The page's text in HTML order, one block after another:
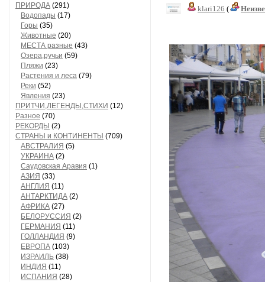
ПРИРОДА (291)
Водопады (17)
Горы (35)
Животные (20)
МЕСТА разные (43)
Озера,ручьи (59)
Пляжи (23)
Растения и леса (79)
Реки (52)
Явления (23)
ПРИТЧИ,ЛЕГЕНДЫ,СТИХИ (12)
Разное (70)
РЕКОРДЫ (2)
СТРАНЫ и КОНТИНЕНТЫ (709)
АВСТРАЛИЯ (5)
УКРАИНА (2)
Саудовская Аравия (1)
АЗИЯ (33)
АНГЛИЯ (11)
АНТАРКТИДА (2)
АФРИКА (27)
БЕЛОРУССИЯ (2)
ГЕРМАНИЯ (11)
ГОЛЛАНДИЯ (9)
ЕВРОПА (103)
ИЗРАИЛЬ (38)
ИНДИЯ (11)
ИСПАНИЯ (28)
klari126 (